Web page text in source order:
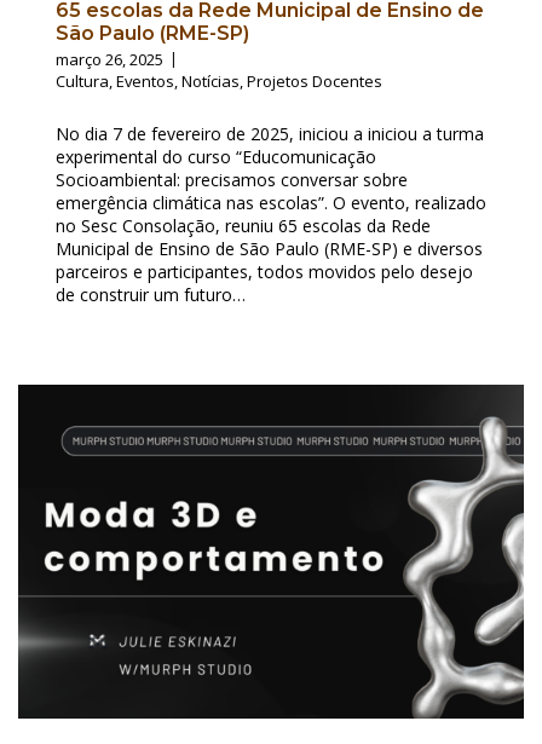
65 escolas da Rede Municipal de Ensino de
São Paulo (RME-SP)
março 26, 2025
Cultura,Eventos,Notícias,Projetos Docentes
No dia 7 de fevereiro de 2025, iniciou a iniciou a turma
experimental do curso “Educomunicação
Socioambiental: precisamos conversar sobre
emergência climática nas escolas”. O evento, realizado
no Sesc Consolação, reuniu 65 escolas da Rede
Municipal de Ensino de São Paulo (RME-SP) e diversos
parceiros e participantes, todos movidos pelo desejo
de construir um futuro…